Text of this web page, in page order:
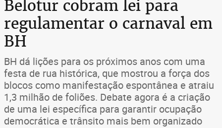
Belotur cobram lei para
regulamentar o carnaval em
BH
BH dá lições para os próximos anos com uma
festa de rua histórica, que mostrou a força dos
blocos como manifestação espontânea e atraiu
1,3 milhão de foliões. Debate agora é a criação
de uma lei específica para garantir ocupação
democrática e trânsito mais bem organizado